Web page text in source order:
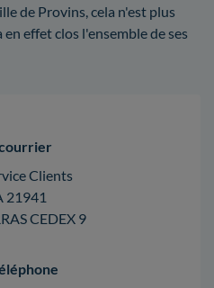
de Provins, cela n'est plus
en effet clos l'ensemble de ses
Clients
21941
CEDEX 9